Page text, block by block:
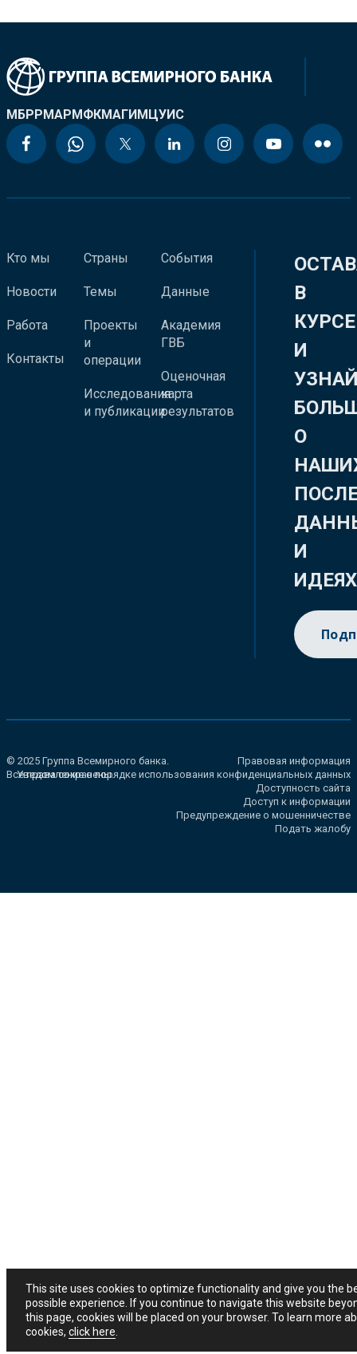
МБРРМАРМФКМАГИМЦУИС
Кто мы
Новости
Работа
Контакты
Страны
Темы
Проекты
и
операции
Исследования
и публикации
События
Данные
Академия
ГВБ
Оценочная
карта
результатов
В
КУРСЕ
И
О
И
ИДЕЯХ
© 2025 Группа Всемирного банка.
Все права сохранены.
Правовая информация
Уведомление о порядке использования конфиденциальных данных
Доступность сайта
Доступ к информации
Предупреждение о мошенничестве
Подать жалобу
This site uses cookies to optimize functionality and give you the
possible experience. If you continue to navigate this website
this page, cookies will be placed on your browser. To learn more
cookies, click here